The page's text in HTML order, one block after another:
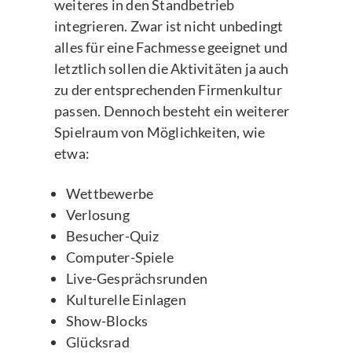
weiteres in den Standbetrieb
integrieren. Zwar ist nicht unbedingt
alles für eine Fachmesse geeignet und
letztlich sollen die Aktivitäten ja auch
zu der entsprechenden Firmenkultur
passen. Dennoch besteht ein weiterer
Spielraum von Möglichkeiten, wie
etwa:
Wettbewerbe
Verlosung
Besucher-Quiz
Computer-Spiele
Live-Gesprächsrunden
Kulturelle Einlagen
Show-Blocks
Glücksrad